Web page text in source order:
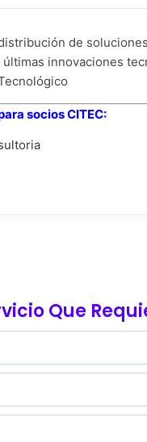
de
innovaciones
socios CITEC:
Que